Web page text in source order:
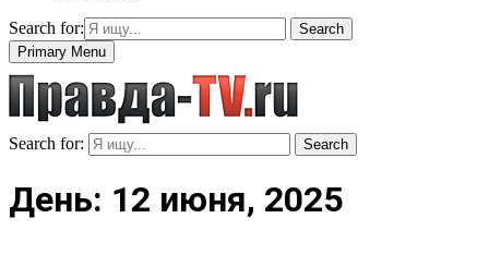
Search for:
Search
Primary Menu
Search for: Search
День: 12 июня, 2025